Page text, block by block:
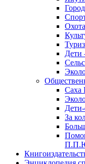
Дети
Саха
За